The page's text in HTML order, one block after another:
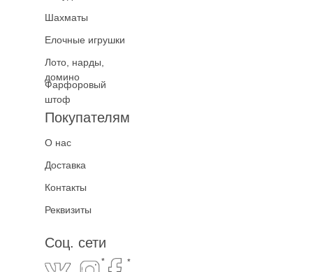
Доставка
Контакты
Реквизиты
Шахматы
Покупателям
Соц. сети
* *
Елочные игрушки
Лото, нарды,
домино
Фарфоровый
штоф
О нас